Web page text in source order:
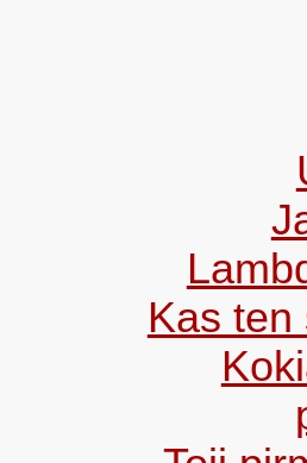
Kas